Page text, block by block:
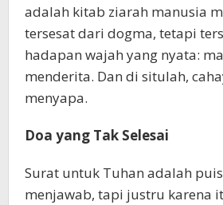
adalah kitab ziarah manusia
tersesat dari dogma, tetapi
hadapan wajah yang nyata:
menderita. Dan di situlah,
menyapa.
Doa yang Tak Selesai
Surat untuk Tuhan adalah
menjawab, tapi justru karena